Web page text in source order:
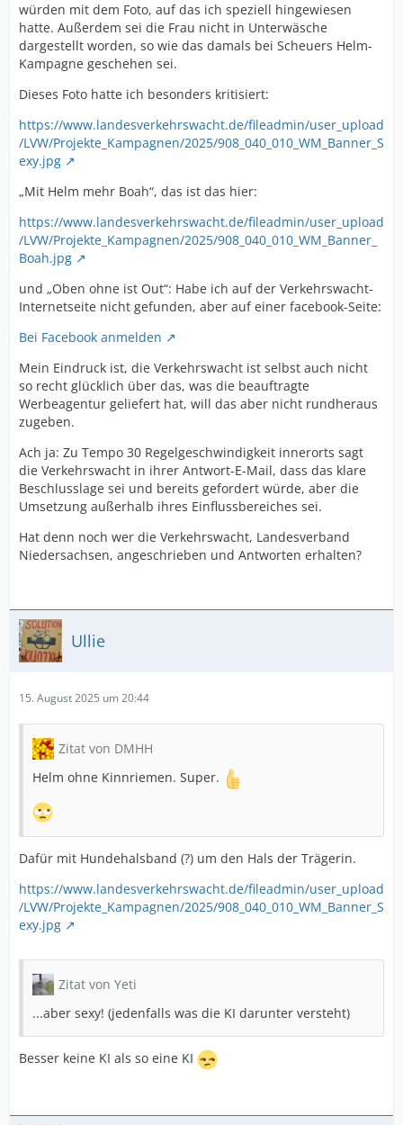
würden mit dem Foto, auf das ich speziell hingewiesen
hatte. Außerdem sei die Frau nicht in Unterwäsche
dargestellt worden, so wie das damals bei Scheuers Helm-
Kampagne geschehen sei.
Dieses Foto hatte ich besonders kritisiert:
https://www.landesverkehrswacht.de/fileadmin/user_upload
/LVW/Projekte_Kampagnen/2025/908_040_010_WM_Banner_S
exy.jpg
„Mit Helm mehr Boah“, das ist das hier:
https://www.landesverkehrswacht.de/fileadmin/user_upload
/LVW/Projekte_Kampagnen/2025/908_040_010_WM_Banner_
Boah.jpg
und „Oben ohne ist Out“: Habe ich auf der Verkehrswacht-
Internetseite nicht gefunden, aber auf einer facebook-Seite:
Bei Facebook anmelden
Mein Eindruck ist, die Verkehrswacht ist selbst auch nicht
so recht glücklich über das, was die beauftragte
Werbeagentur geliefert hat, will das aber nicht rundheraus
zugeben.
Ach ja: Zu Tempo 30 Regelgeschwindigkeit innerorts sagt
die Verkehrswacht in ihrer Antwort-E-Mail, dass das klare
Beschlusslage sei und bereits gefordert würde, aber die
Umsetzung außerhalb ihres Einflussbereiches sei.
Hat denn noch wer die Verkehrswacht, Landesverband
Niedersachsen, angeschrieben und Antworten erhalten?
Ullie
15. August 2025 um 20:44
Zitat von DMHH
Helm ohne Kinnriemen. Super.
Dafür mit Hundehalsband (?) um den Hals der Trägerin.
https://www.landesverkehrswacht.de/fileadmin/user_upload
/LVW/Projekte_Kampagnen/2025/908_040_010_WM_Banner_S
exy.jpg
Zitat von Yeti
...aber sexy! (jedenfalls was die KI darunter versteht)
Besser keine KI als so eine KI